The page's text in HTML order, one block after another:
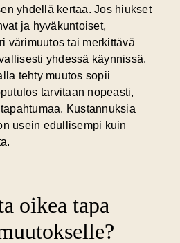
yhdellä kertaa. Jos hiukset
ja hyväkuntoiset,
värimuutos tai merkittävä
yhdessä käynnissä.
tehty muutos sopii
tarvitaan nopeasti,
Kustannuksia
usein edullisempi kuin
oikea tapa